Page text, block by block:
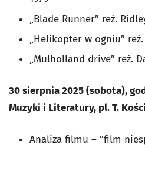
„Blade Runner” reż.
„Helikopter w ogniu”
„Mulholland drive” reż.
30 sierpnia 2025 (sobota),
Muzyki i Literatury, pl. T.
Analiza filmu – ”film